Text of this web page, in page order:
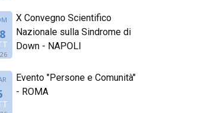
X Convegno Scientifico
Nazionale sulla Sindrome di
Down - NAPOLI
Evento "Persone e Comunità"
- ROMA